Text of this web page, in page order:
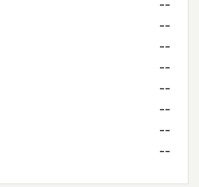
--
--
--
--
--
--
--
--